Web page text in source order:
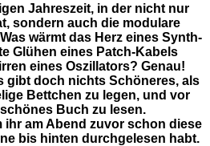
Jahreszeit, in der nicht nur
sondern auch die modulare
wärmt das Herz eines Synth-
Glühen eines Patch-Kabels
eines Oszillators? Genau!
gibt doch nichts Schöneres, als
Bettchen zu legen, und vor
Buch zu lesen.
ihr am Abend zuvor schon diese
bis hinten durchgelesen habt.